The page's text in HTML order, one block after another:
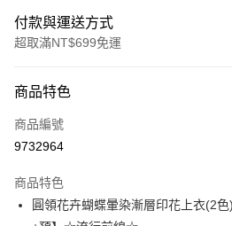
付款與運送方式
超取滿NT$699免運
信用卡一次付款
超商取貨付款
Apple Pay
商品特色
商品編號
9732964
商品特色
圓領花卉蝴蝶暈染漸層印花上衣(2